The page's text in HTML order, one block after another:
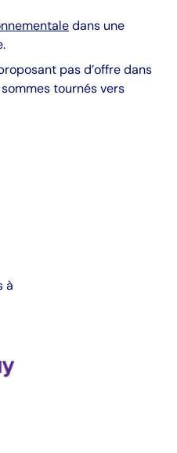
dans une
pas d’offre dans
tournés vers
à